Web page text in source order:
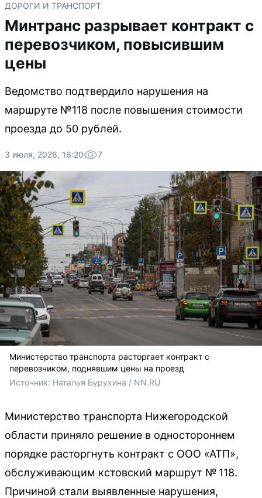
ДОРОГИ И ТРАНСПОРТ
Минтранс разрывает контракт с
перевозчиком, повысившим
цены
Ведомство подтвердило нарушения на
маршруте №118 после повышения стоимости
проезда до 50 рублей.
3 июля, 2026, 16:20 7
Министерство транспорта расторгает контракт с
перевозчиком, поднявшим цены на проезд
Источник: Наталья Бурухина / NN.RU
Министерство транспорта Нижегородской
области приняло решение в одностороннем
порядке расторгнуть контракт с ООО «АТП»,
обслуживающим кстовский маршрут № 118.
Причиной стали выявленные нарушения,